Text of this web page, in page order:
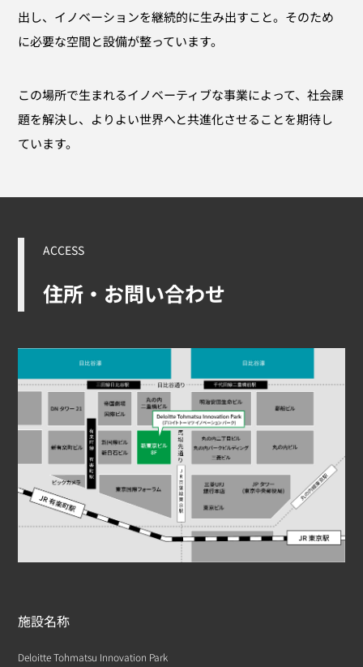
出し、イノベーションを継続的に生み出すこと。そのため
に必要な空間と設備が整っています。
この場所で生まれるイノベーティブな事業によって、社会課
題を解決し、よりよい世界へと共進化させることを期待し
ています。
ACCESS
住所・お問い合わせ
施設名称
Deloitte Tohmatsu Innovation Park